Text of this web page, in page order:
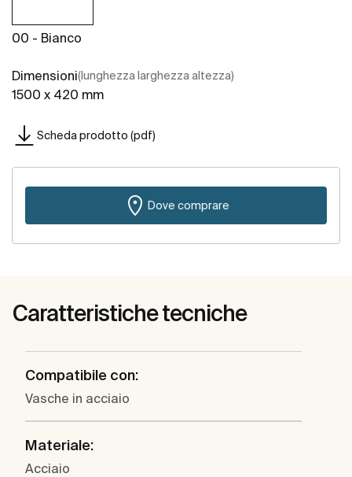
00 - Bianco
Dimensioni(lunghezza larghezza altezza)
1500 x 420 mm
Scheda prodotto (pdf)
Dove comprare
Caratteristiche tecniche
Compatibile con:
Vasche in acciaio
Materiale:
Acciaio